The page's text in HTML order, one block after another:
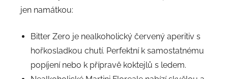
jen namátkou:
Bitter Zero je nealkoholický červený aperitiv s
hořkosladkou chutí. Perfektní k samostatnému
popíjení nebo k přípravě koktejlů s ledem.